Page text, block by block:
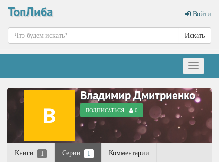
ТопЛиба Войти
Искать
Меню
Владимир Дмитриенко
ПОДПИСАТЬСЯ 0
Книги 1 Серии 1 Комментарии